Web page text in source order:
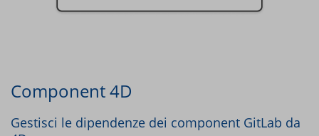
Component 4D
Gestisci le dipendenze dei component GitLab da